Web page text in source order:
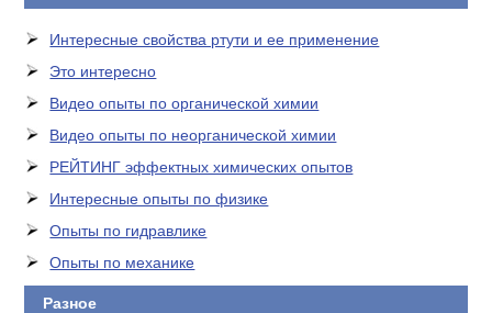
Интересные свойства ртути и ее применение
Это интересно
Видео опыты по органической химии
Видео опыты по неорганической химии
РЕЙТИНГ эффектных химических опытов
Интересные опыты по физике
Опыты по гидравлике
Опыты по механике
Разное